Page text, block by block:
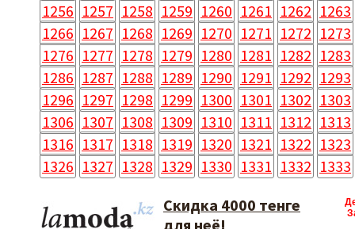
1256 1257 1258 1259 1260 1261 1262 1263
1266 1267 1268 1269 1270 1271 1272 1273
1276 1277 1278 1279 1280 1281 1282 1283
1286 1287 1288 1289 1290 1291 1292 1293
1296 1297 1298 1299 1300 1301 1302 1303
1306 1307 1308 1309 1310 1311 1312 1313
1316 1317 1318 1319 1320 1321 1322 1323
1326 1327 1328 1329 1330 1331 1332 1333
Скидка 4000 тенге
для неё!